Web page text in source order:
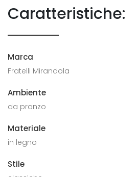
Caratteristiche:
Marca
Fratelli Mirandola
Ambiente
da pranzo
Materiale
in legno
Stile